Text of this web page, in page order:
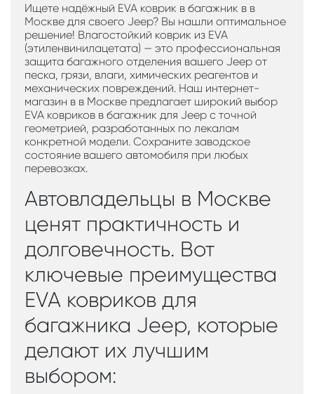
Ищете надёжный EVA коврик в багажник в в
Москве для своего Jeep? Вы нашли оптимальное
решение! Влагостойкий коврик из EVA
(этиленвинилацетата) — это профессиональная
защита багажного отделения вашего Jeep от
песка, грязи, влаги, химических реагентов и
механических повреждений. Наш интернет-
магазин в в Москве предлагает широкий выбор
EVA ковриков в багажник для Jeep с точной
геометрией, разработанных по лекалам
конкретной модели. Сохраните заводское
состояние вашего автомобиля при любых
перевозках.
Автовладельцы в Москве
ценят практичность и
долговечность. Вот
ключевые преимущества
EVA ковриков для
багажника Jeep, которые
делают их лучшим
выбором: